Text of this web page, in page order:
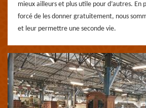
mieux ailleurs et plus utile pour d’autres. En
forcé de les donner gratuitement, nous
et leur permettre une seconde vie.